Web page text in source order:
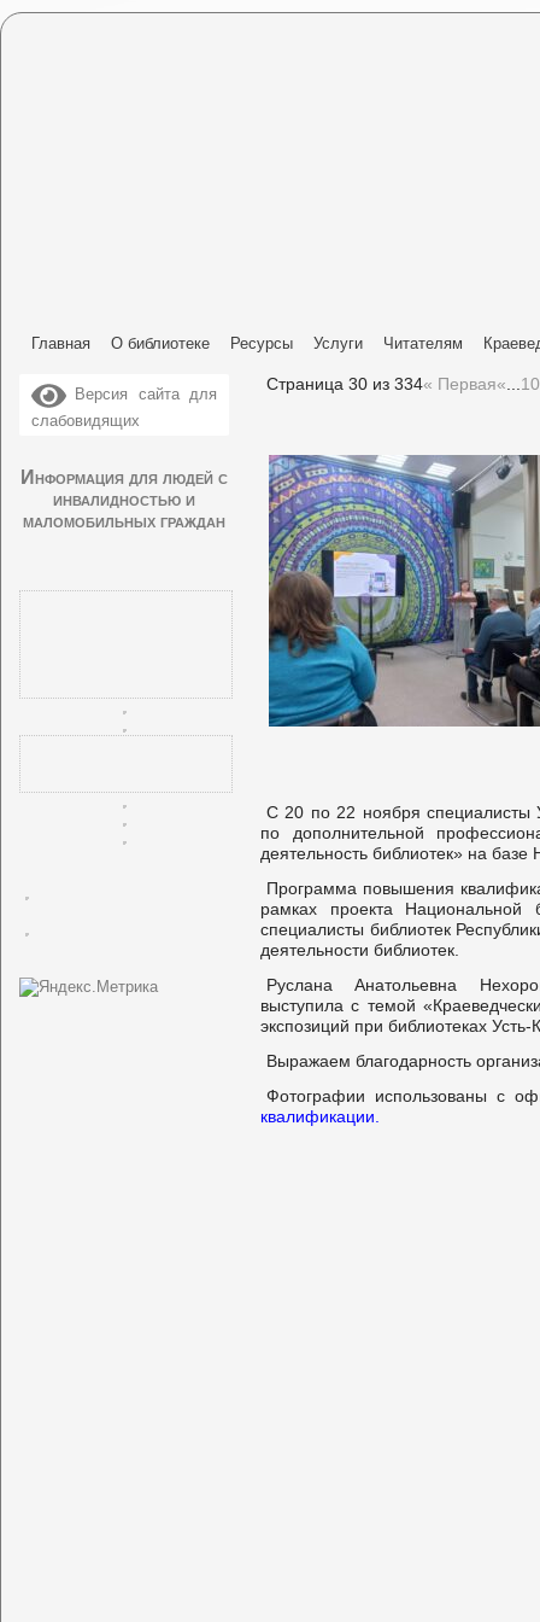
Главная О библиотеке Ресурсы Услуги Читателям
Версия сайта для
слабовидящих
Информация для людей с
инвалидностью и
маломобильных граждан
Страница 30 из 334« Первая« 10
С 20 по 22 ноября специалисты
по дополнительной
деятельность библиотек» на
Программа повышения
рамках проекта Национальной
специалисты библиотек
деятельности библиотек.
Руслана Анатольевна
выступила с темой
экспозиций при библиотеках
Выражаем благодарность
Фотографии использованы с
квалификации.